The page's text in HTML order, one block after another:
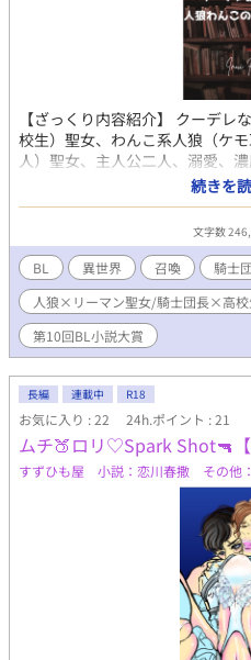
【ざっくり内容紹介】 クーデ
校生）聖女、わんこ系人狼（ケ
人）聖女、主人公二人、溺愛、
ーリー重視、一部残虐描写あり
会社の人間関係に疲れ切った社
で居場所を失った高校生・高槻
ンゲーム内で出会い、意気投合
を受けるが、話を聞くこと位し
に追い込まれ、ネットで噂にな
れる魔法陣』を試し、現実世界
ム内で高校生の謎の失踪事件を聞
雫自身も上司の執拗な嫌がらせ
た。 『希空を助けるために、同
た場所は、まさかの異世界だっ
のかは全く分からず。雫はこの世
じ、行動しようとする。 聖女と
レベルで教会から冷遇される希
言われるが、転移先の国で聖女
雫。 二人は果たして同じ世界
て、その先で待ち構えているも
「★」あり ◆この作品は「小説
続きを
文字数
BL 異世界 召喚 騎士
人狼×リーマン聖女/騎士団長×高校
第10回BL小説大賞
長編 連載中 R18
お気に入り : 22 24h.ポイント : 21
ムチ🍑ロリ♡Spark Shot🔫【
すずひも屋 小説：恋川春撒 その他